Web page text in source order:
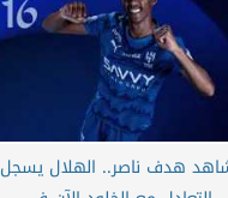
هدف ناصر.. الهلال يسجل